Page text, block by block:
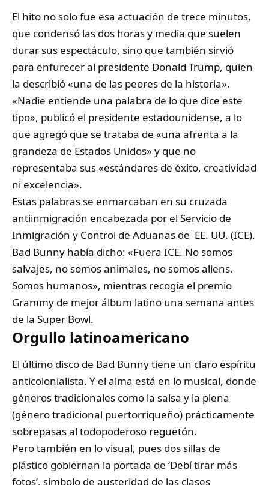
El hito no solo fue esa actuación de trece minutos,
que condensó las dos horas y media que suelen
durar sus espectáculo, sino que también sirvió
para enfurecer al presidente Donald Trump, quien
la describió «una de las peores de la historia».
«Nadie entiende una palabra de lo que dice este
tipo», publicó el presidente estadounidense, a lo
que agregó que se trataba de «una afrenta a la
grandeza de Estados Unidos» y que no
representaba sus «estándares de éxito, creatividad
ni excelencia».
Estas palabras se enmarcaban en su cruzada
antiinmigración encabezada por el Servicio de
Inmigración y Control de Aduanas de EE. UU. (ICE).
Bad Bunny había dicho: «Fuera ICE. No somos
salvajes, no somos animales, no somos aliens.
Somos humanos», mientras recogía el premio
Grammy de mejor álbum latino una semana antes
de la Super Bowl.
Orgullo latinoamericano
El último disco de Bad Bunny tiene un claro espíritu
anticolonialista. Y el alma está en lo musical, donde
géneros tradicionales como la salsa y la plena
(género tradicional puertorriqueño) prácticamente
sobrepasas al todopoderoso reguetón.
Pero también en lo visual, pues dos sillas de
plástico gobiernan la portada de ‘Debí tirar más
fotos’, símbolo de austeridad de las clases